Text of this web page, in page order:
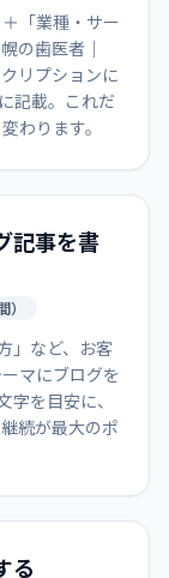
「業種・サー
の歯医者｜
リプションに
記載。これだ
わります。
記事を書
」など、お客
マにブログを
を目安に、
続が最大のポ
る